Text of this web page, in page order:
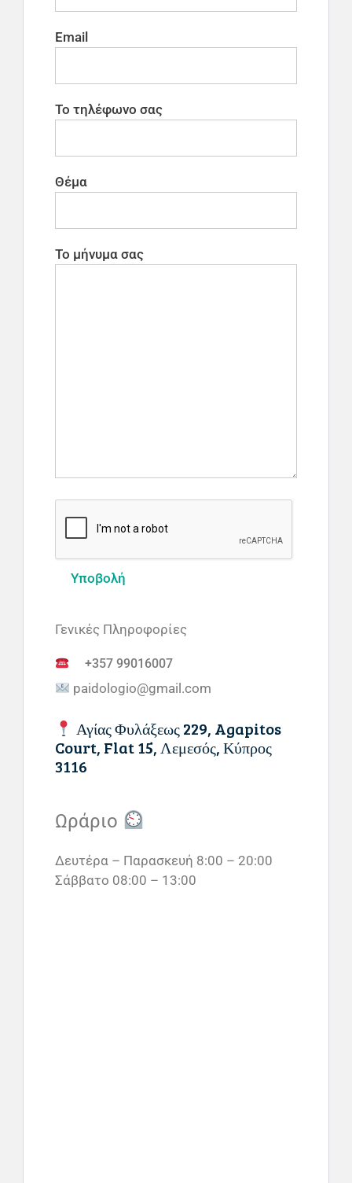
Email
Το τηλέφωνο σας
Θέμα
Το μήνυμα σας
Γενικές Πληροφορίες
+357 99016007
paidologio@gmail.com
Αγίας Φυλάξεως 229, Agapitos
Court, Flat 15, Λεμεσός, Κύπρος
3116
Ωράριο
Δευτέρα – Παρασκευή 8:00 – 20:00
Σάββατο 08:00 – 13:00